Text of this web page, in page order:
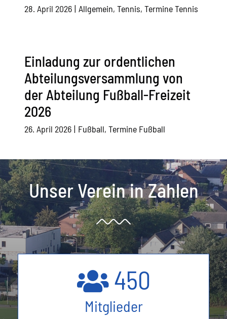
28. April 2026 | Allgemein,Tennis,Termine Tennis
Einladung zur ordentlichen
Abteilungsversammlung von
der Abteilung Fußball-Freizeit
2026
26. April 2026 | Fußball,Termine Fußball
Unser Verein in Zahlen
450
Mitglieder